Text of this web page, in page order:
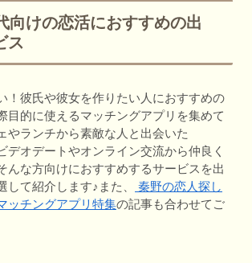
向けの恋活におすすめの出
ス
！彼氏や彼女を作りたい人におすすめの
目的に使えるマッチングアプリを集めて
やランチから素敵な人と出会いた
デオデートやオンライン交流から仲良く
んな方向けにおすすめするサービスを出
して紹介します♪また、
秦野の恋人探し
ッチングアプリ特集の記事も合わせてご